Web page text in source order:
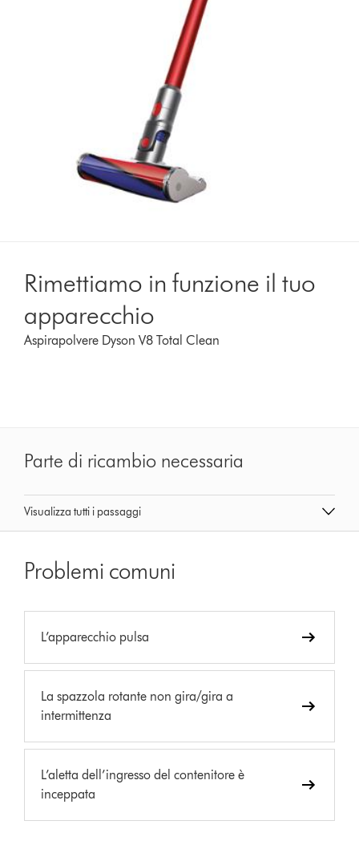
Rimettiamo in funzione il tuo
apparecchio
Aspirapolvere Dyson V8 Total Clean
Visualizza tutti i passaggi
Parte di ricambio necessaria
Problemi comuni
L’apparecchio pulsa
La spazzola rotante non gira/gira a
intermittenza
L’aletta dell’ingresso del contenitore è
inceppata